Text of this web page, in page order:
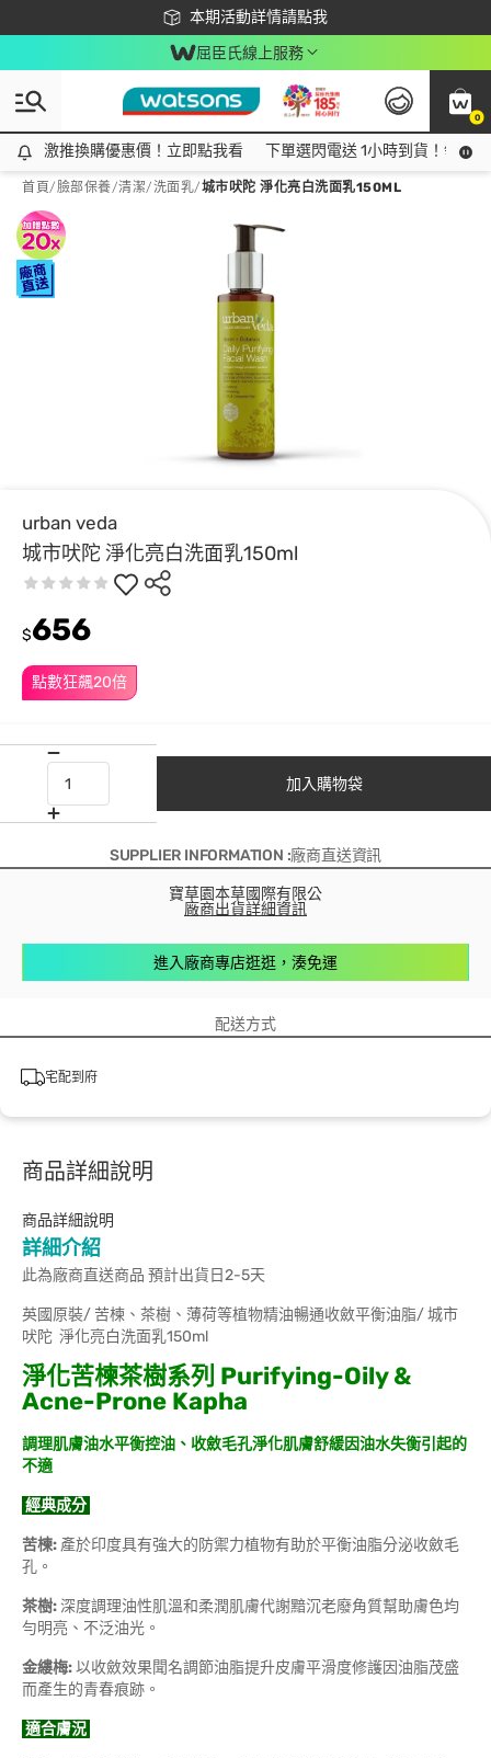
本期活動詳情請點我
下載app最高回饋$350
屈臣氏線上服務
0
激推換購優惠價！立即點我看
激推換購優惠價！立即點我看 下單選閃電送 1小時到貨！領神
首頁/臉部保養/清潔/洗面乳/城市吠陀 淨化亮白洗面乳150ML
urban veda
城市吠陀 淨化亮白洗面乳150ml
點數狂飆20倍
$656
加入購物袋
SUPPLIER INFORMATION :廠商直送資訊
寶草園本草國際有限公
廠商出貨詳細資訊
進入廠商專店逛逛，湊免運
配送方式
宅配到府
商品詳細說明
商品詳細說明
詳細介紹
此為廠商直送商品 預計出貨日2-5天
英國原裝/ 苦楝、茶樹、薄荷等植物精油暢通收斂平衡油脂/ 城市
吠陀 淨化亮白洗面乳150ml
淨化苦楝茶樹系列 Purifying-Oily &
Acne-Prone Kapha
調理肌膚油水平衡控油、收斂毛孔淨化肌膚舒緩因油水失衡引起的
不適
經典成分
苦楝: 產於印度具有強大的防禦力植物有助於平衡油脂分泌收斂毛
孔。
茶樹:深度調理油性肌溫和柔潤肌膚代謝黯沉老廢角質幫助膚色均
勻明亮、不泛油光。
金縷梅:以收斂效果聞名調節油脂提升皮膚平滑度修護因油脂茂盛
而產生的青春痕跡。
適合膚況